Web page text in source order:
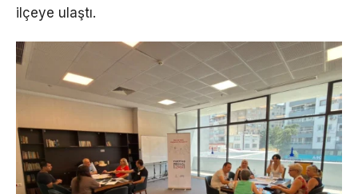
ilçeye ulaştı.